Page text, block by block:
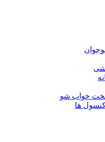
تخت خواب شو
ها